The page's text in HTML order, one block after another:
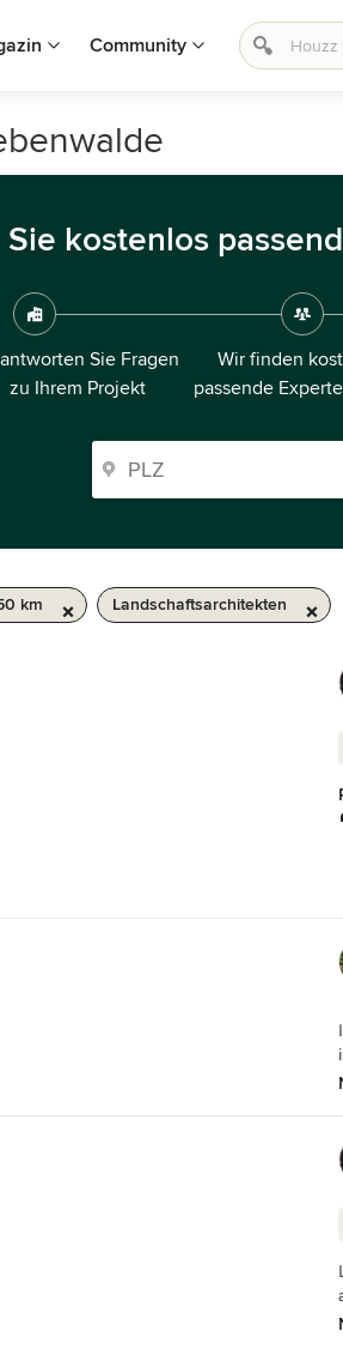
Community
Sie kostenlos
Sie Fragen
zu Ihrem Projekt
Wir finden
passende
km Landschaftsarchitekten